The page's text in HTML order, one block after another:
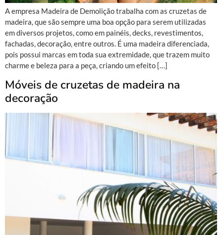
A empresa Madeira de Demolição trabalha com as cruzetas de
madeira, que são sempre uma boa opção para serem utilizadas
em diversos projetos, como em painéis, decks, revestimentos,
fachadas, decoração, entre outros. É uma madeira diferenciada,
pois possui marcas em toda sua extremidade, que trazem muito
charme e beleza para a peça, criando um efeito […]
Móveis de cruzetas de madeira na
decoração